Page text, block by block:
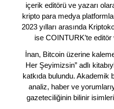
içerik editörü ve yazarı
kripto para medya
2023 yılları arasında
ise COINTURK’te editör
İnan, Bitcoin üzerine
Her Şeyimizsin” adlı
katkıda bulundu. Akademik
analiz, haber ve
gazeteciliğinin bilinir